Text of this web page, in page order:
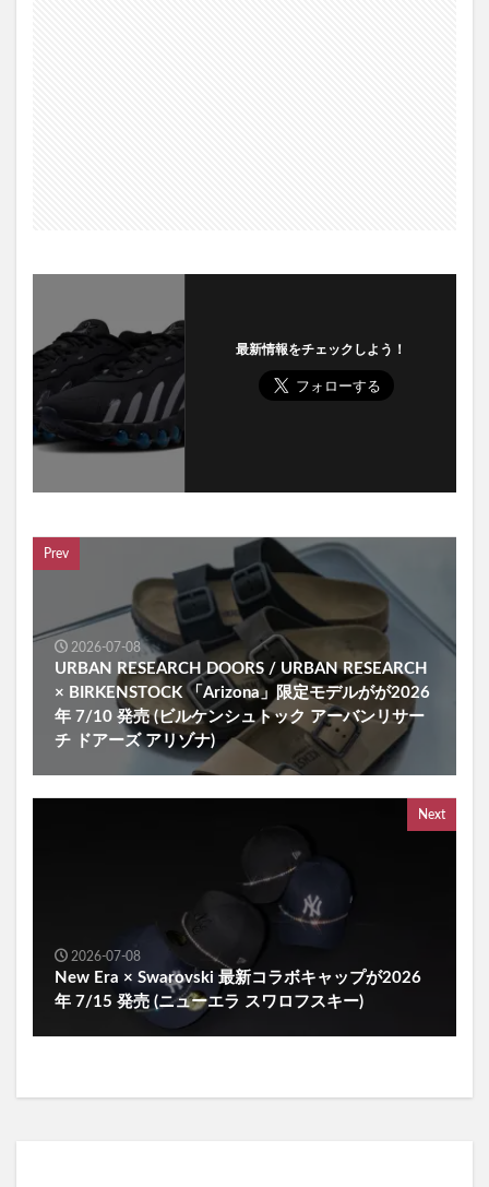
最新情報をチェックしよう！
Prev
2026-07-08
URBAN RESEARCH DOORS / URBAN RESEARCH
× BIRKENSTOCK 「Arizona」限定モデルがが2026
年 7/10 発売 (ビルケンシュトック アーバンリサー
チ ドアーズ アリゾナ)
Next
2026-07-08
New Era × Swarovski 最新コラボキャップが2026
年 7/15 発売 (ニューエラ スワロフスキー)